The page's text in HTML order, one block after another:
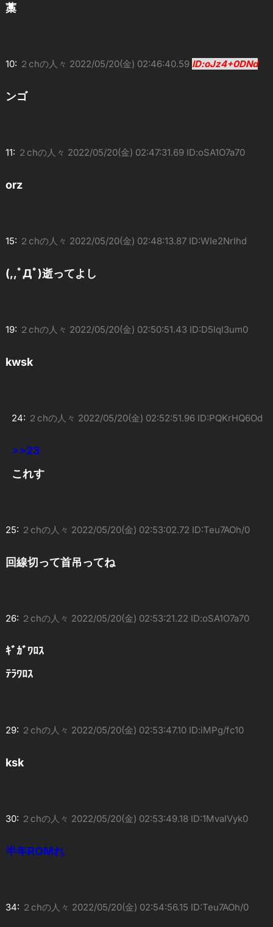
藁
10: ２chの人々 2022/05/20(金) 02:46:40.59 ID:oJz4+0DNd
ンゴ
11: ２chの人々 2022/05/20(金) 02:47:31.69 ID:oSA1O7a70
orz
15: ２chの人々 2022/05/20(金) 02:48:13.87 ID:WIe2NrIhd
(,,ﾟДﾟ)逝ってよし
19: ２chの人々 2022/05/20(金) 02:50:51.43 ID:D5lql3um0
kwsk
24: ２chの人々 2022/05/20(金) 02:52:51.96 ID:PQKrHQ6Od
>>23
これす
25: ２chの人々 2022/05/20(金) 02:53:02.72 ID:Teu7AOh/0
回線切って首吊ってね
26: ２chの人々 2022/05/20(金) 02:53:21.22 ID:oSA1O7a70
ｷﾞｶﾞﾜﾛｽ
ﾃﾗﾜﾛｽ
29: ２chの人々 2022/05/20(金) 02:53:47.10 ID:iMPg/fc10
ksk
30: ２chの人々 2022/05/20(金) 02:53:49.18 ID:1MvaIVyk0
半年ROMれ
34: ２chの人々 2022/05/20(金) 02:54:56.15 ID:Teu7AOh/0